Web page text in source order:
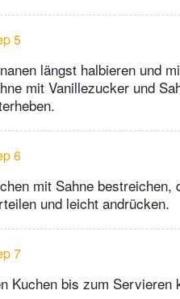
5
längst halbieren und
mit Vanillezucker und
6
mit Sahne
und leicht andrücken.
7
Kuchen bis zum Servieren